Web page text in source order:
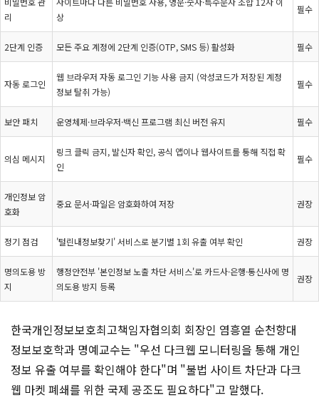
리
상
필수
2단계 인증 모든 주요 계정에 2단계 인증(OTP, SMS 등) 활성화 필수
자동 로그인
웹 브라우저 자동 로그인 기능 사용 금지 (악성코드가 저장된 계정
정보 탈취 가능)
필수
보안 패치 운영체제·브라우저·백신 프로그램 최신 버전 유지 필수
의심 메시지
링크 클릭 금지, 발신자 확인, 공식 앱이나 웹사이트를 통해 직접 확
인
필수
개인정보 암
호화
중요 문서·파일은 암호화하여 저장 권장
정기 점검 '털린내정보찾기' 서비스로 분기별 1회 유출 여부 확인 권장
명의도용 방
지
행정안전부 '본인정보 노출 차단 서비스'로 카드사·은행·통신사에 명
의도용 방지 등록
권장
한국개인정보보호최고책임자협의회 회장인 염흥열 순천향대
정보보호학과 명예교수는 "우선 다크웹 모니터링을 통해 개인
정보 유출 여부를 확인해야 한다"며 "불법 사이트 차단과 다크
웹 마켓 폐쇄를 위한 국제 공조도 필요하다"고 말했다.